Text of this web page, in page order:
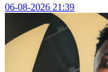
06-08-2026 21:39